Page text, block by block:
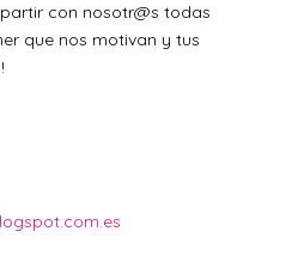
con nosotr@s todas
que nos motivan y tus